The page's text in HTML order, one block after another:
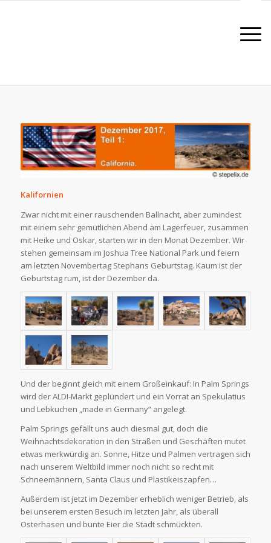
Kalifornien
Zwar nicht mit einer rauschenden Ballnacht, aber zumindest
mit einem sehr gemütlichen Abend am Lagerfeuer, zusammen
mit Heike und Oskar, starten wir in den Monat Dezember. Wir
stehen gemeinsam im Joshua Tree National Park und feiern
am letzten Novembertag Stephans Geburtstag. Kaum ist der
Geburtstag rum, ist der Dezember da.
Und der beginnt gleich mit einem Großeinkauf: In Palm Springs
wird der ALDI-Markt geplündert und ein Vorrat an Spekulatius
und Lebkuchen „made in Germany“ angelegt.
Palm Springs gefällt uns auch diesmal gut, doch die
Weihnachtsdekoration in den Straßen und Geschäften mutet
etwas merkwürdig an. Sonne, Hitze und Palmen vertragen sich
nach unserem Weltbild immer noch nicht so recht mit
Schneemännern, Santa Claus und Plastikeiszapfen…
Außerdem ist jetzt im Dezember erheblich weniger Betrieb, als
bei unserem ersten Besuch im letzten Jahr, als überall
Osterhasen und bunte Eier die Stadt schmückten.